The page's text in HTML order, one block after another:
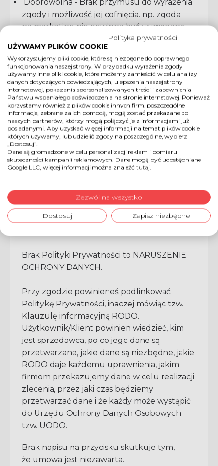
Dobrowolna - Brak przymusu do wyrażenia
zgody i możliwość jej cofnięcia. np. zgoda
na marketing nie powinna być wymagana.
Jednoznaczna - Zgoda nie może być po
prostu ukryta w regulaminie, czy w
jakikolwiek sposób domyślna.
Konkretna - Dotyczy konkretnych działań
niezbędnych do realizacji jednego celu. Nie
może być pod jednym checkboxem zgody
na regulamin Sklepu (Cel: sprzedaż) i na
wysyłanie Newsletter (Cel: marketing).
PRZYKŁADOWA TREŚĆ ZGODY:
<pusty check box> "Wyrażam zgodę
osobowych przez Administratora w celu
świadczenia usług oraz sprzedaży online,
zgodnie z Polityką Prywatności
Brak Polityki Prywatności to NARUSZENIE
OCHRONY DANYCH.
Przy zgodzie powinieneś podlinkować
Politykę Prywatności, inaczej mówiąc tzw.
Klauzulę informacyjną RODO.
Użytkownik/Klient powinien wiedzieć, kim
jest sprzedawca, po co jego dane są
przetwarzane, jakie dane są niezbędne, jakie
RODO daje każdemu uprawnienia, jakim
firmom przekazujemy dane w celu realizacji
zlecenia, przez jaki czas będziemy
przetwarzać dane i że każdy może wystąpić
do Urzędu Ochrony Danych Osobowych
tzw. UODO.
Brak napisu na przycisku skutkuje tym,
że umowa jest niezawarta.
Polityka prywatności
UŻYWAMY PLIKÓW COOKIE
Wykorzystujemy pliki cookie, które są niezbędne do poprawnego
funkcjonowania naszej strony. W przypadku wyrażenia zgody
używamy inne pliki cookie, które możemy zamieścić w celu analizy
danych dotyczących odwiedzających, ulepszenia naszej strony
internetowej, pokazania spersonalizowanych treści i zapewnienia
Państwu wspaniałego doświadczenia na stronie internetowej. Ponieważ
korzystamy również z plików cookie innych firm, poszczególne
informacje, zebrane za ich pomocą, mogą zostać przekazane do
naszych partnerów, którzy mogą połączyć je z informacjami już
posiadanymi. Aby uzyskać więcej informacji na temat plików cookie,
których używamy, lub udzielić zgody na poszczególne, wybierz
„Dostosuj”.
Dane są gromadzone w celu personalizacji reklam i pomiaru
skuteczności kampanii reklamowych. Dane mogą być udostępniane
Google LLC, więcej informacji można znaleźć tutaj.
Zezwól na wszystko
Dostosuj Zapisz niezbędne